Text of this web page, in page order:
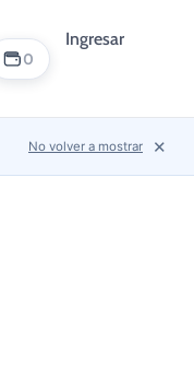
0
Ingresar
No volver a mostrar ✕